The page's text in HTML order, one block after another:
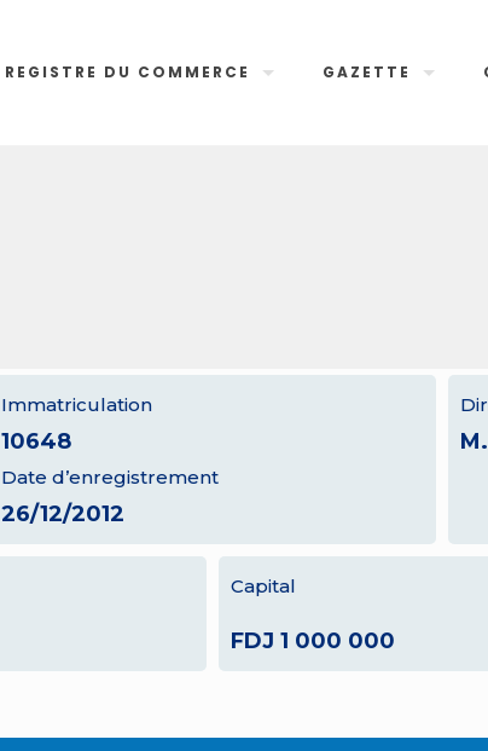
REGISTRE DU COMMERCE GAZETTE
Immatriculation
10648
Date d’enregistrement
26/12/2012
Capital
FDJ 1 000 000